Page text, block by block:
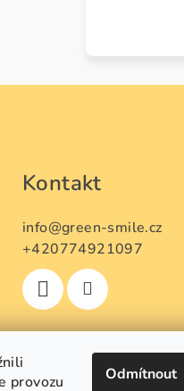
provozu
Odmítnout
Kontakt
info@green-smile.cz
+420774921097